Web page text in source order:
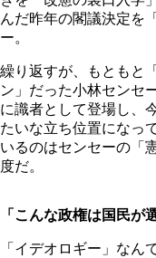
んだ昨年の閣議決定を
ー。
繰り返すが、もともと
ン」だった小林センセ
に識者として登場し、
たいな立ち位置になっ
いるのはセンセーの「
度だ。
「こんな政権は国民が
「イデオロギー」なん